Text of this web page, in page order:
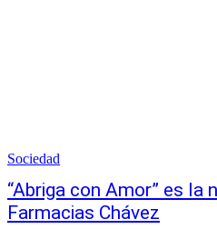
Sociedad
“Abriga con Amor” es la
Farmacias Chávez